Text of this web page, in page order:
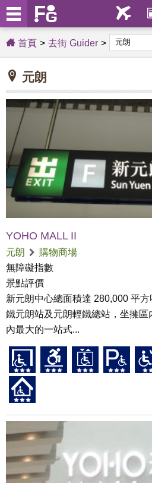
首頁 去街 Guider
元朗
YOHO MALL II
元朗
購物商場
無障礙指數
景點評價
新元朗中心總面積達 280,000 平
鐵元朗站及元朗輕鐵總站，坐擁
內最大的一站式...